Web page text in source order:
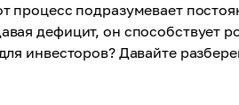
процесс подразумевает
дефицит, он способствует
инвесторов? Давайте